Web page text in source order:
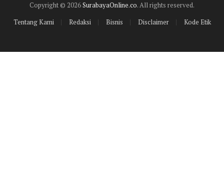
Copyright © 2026SurabayaOnline.co. All rights reserved.
Tentang Kami
Redaksi Bisnis Disclaimer Kode Etik